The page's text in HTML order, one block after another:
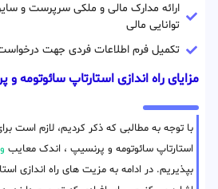
ارائه مدارک مالی و ملکی سرپرست و سایر
توانایی مالی
تکمیل فرم اطلاعات فردی جهت درخواست
مزایای راه اندازی استارتاپ سائوتومه
با توجه به مطالبی که ذکر کردیم، لازم است
استارتاپ سائوتومه و پرنسیپ ، اندک معایب
بپذیریم. در ادامه به مزیت های راه اندازی